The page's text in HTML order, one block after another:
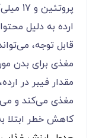
پروتئین و 17 میلی‌گرم سدیم است.
ارده به دلیل
قابل توجه،
مغذی برای بدن
مقدار فیبر در
مغذی می‌کند و
کاهش خطر ابتلا